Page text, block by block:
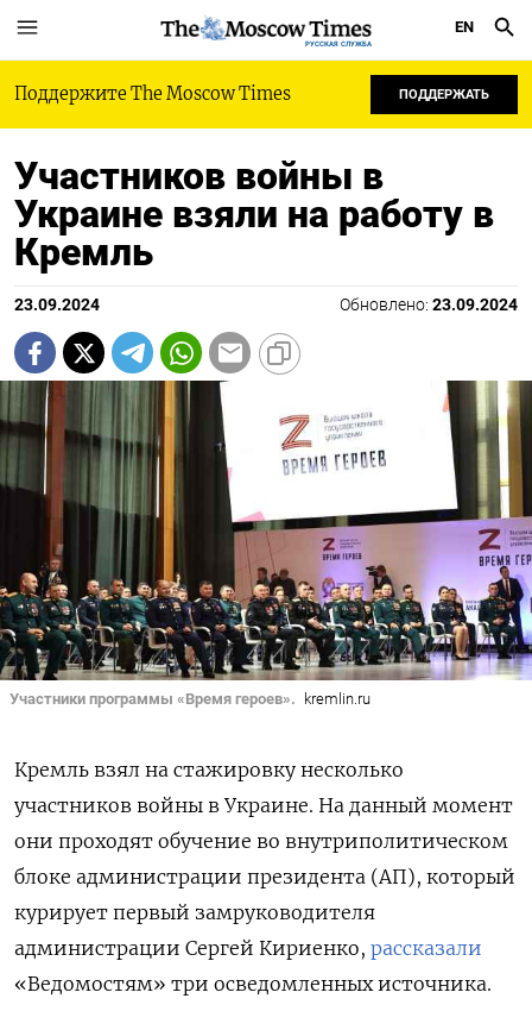
РУССКАЯ СЛУЖБА
EN
Поддержите The Moscow Times ПОДДЕРЖАТЬ
Участников войны в
Украине взяли на работу в
Кремль
23.09.2024 Обновлено: 23.09.2024
Участники программы «Время героев». kremlin.ru
Кремль взял на стажировку несколько
участников войны в Украине. На данный момент
они проходят обучение во внутриполитическом
блоке администрации президента (АП), который
курирует первый замруководителя
администрации Сергей Кириенко, рассказали
«Ведомостям» три осведомленных источника.